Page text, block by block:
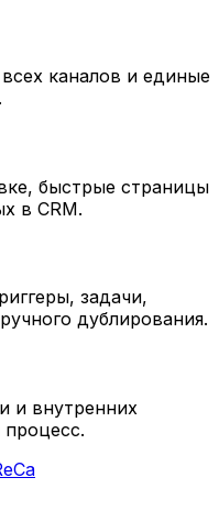
каналов и единые
быстрые страницы
в CRM.
задачи,
дублирования.
и внутренних